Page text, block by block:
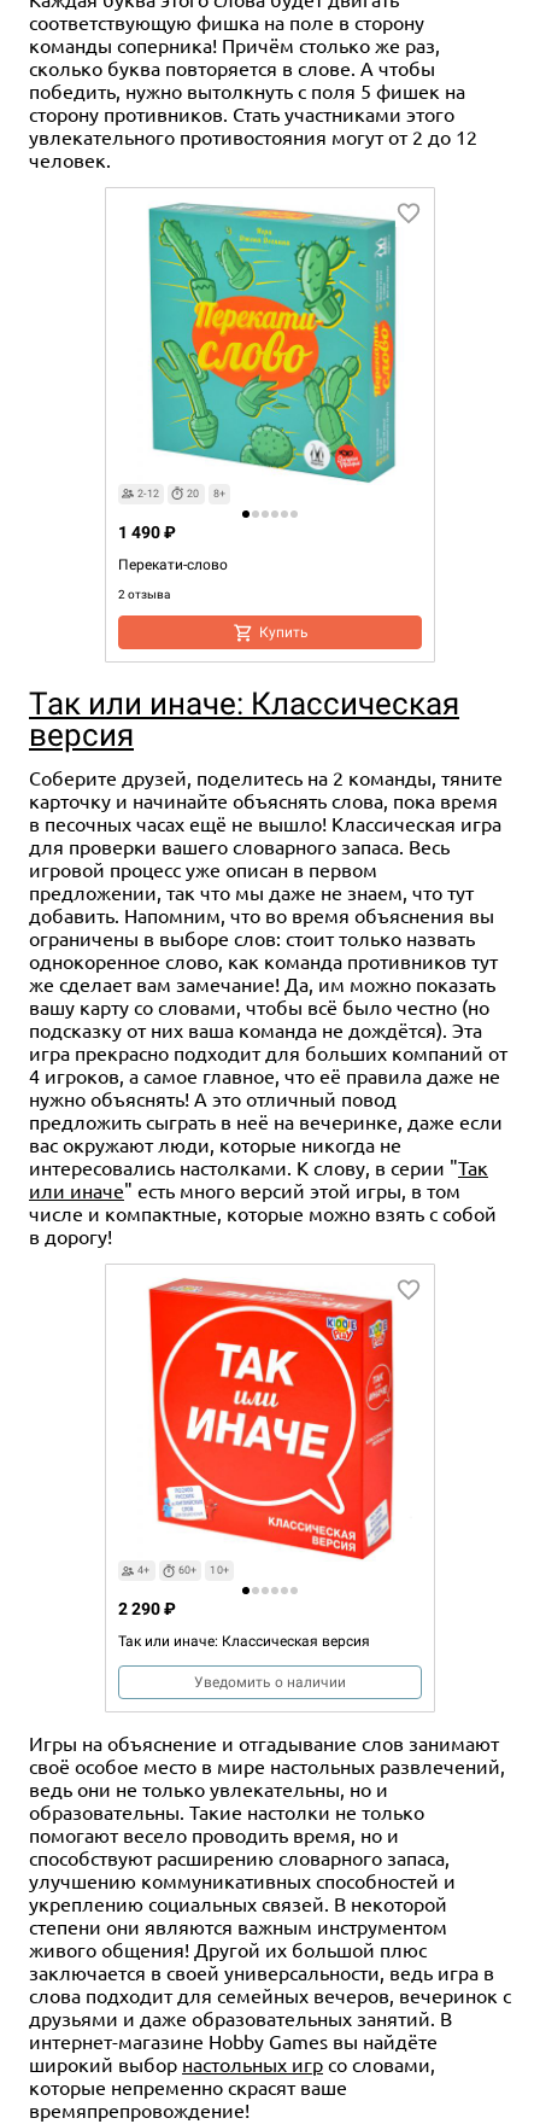
соответствующую фишка на поле в сторону
команды соперника! Причём столько же раз,
сколько буква повторяется в слове. А чтобы
победить, нужно вытолкнуть с поля 5 фишек на
сторону противников. Стать участниками этого
увлекательного противостояния могут от 2 до 12
человек.
2-12 20 8+
Перекати-слово
2 отзыва
1 490 ₽
Купить
Так или иначе: Классическая
версия
Соберите друзей, поделитесь на 2 команды, тяните
карточку и начинайте объяснять слова, пока время
в песочных часах ещё не вышло! Классическая игра
для проверки вашего словарного запаса. Весь
игровой процесс уже описан в первом
предложении, так что мы даже не знаем, что тут
добавить. Напомним, что во время объяснения вы
ограничены в выборе слов: стоит только назвать
однокоренное слово, как команда противников тут
же сделает вам замечание! Да, им можно показать
вашу карту со словами, чтобы всё было честно (но
подсказку от них ваша команда не дождётся). Эта
игра прекрасно подходит для больших компаний от
4 игроков, а самое главное, что её правила даже не
нужно объяснять! А это отличный повод
предложить сыграть в неё на вечеринке, даже если
вас окружают люди, которые никогда не
интересовались настолками. К слову, в серии "Так
или иначе" есть много версий этой игры, в том
числе и компактные, которые можно взять с собой
в дорогу!
4+ 60+ 10+
Так или иначе: Классическая версия
2 290 ₽
Уведомить о наличии
Игры на объяснение и отгадывание слов занимают
своё особое место в мире настольных развлечений,
ведь они не только увлекательны, но и
образовательны. Такие настолки не только
помогают весело проводить время, но и
способствуют расширению словарного запаса,
улучшению коммуникативных способностей и
укреплению социальных связей. В некоторой
степени они являются важным инструментом
живого общения! Другой их большой плюс
заключается в своей универсальности, ведь игра в
слова подходит для семейных вечеров, вечеринок с
друзьями и даже образовательных занятий. В
интернет-магазине Hobby Games вы найдёте
широкий выбор настольных игр со словами,
которые непременно скрасят ваше
времяпрепровождение!